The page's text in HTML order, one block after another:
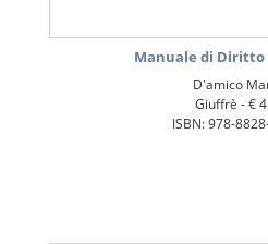
Manuale di Diritto
D'amico
Giuffrè -€
ISBN: 978-